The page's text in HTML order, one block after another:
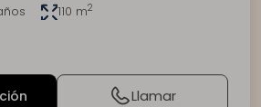
110 m2
Llamar